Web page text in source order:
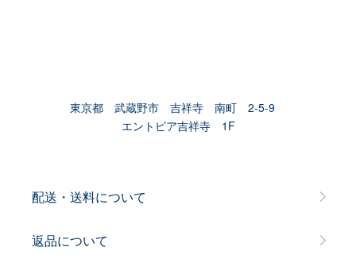
東京都 武蔵野市 吉祥寺 南町 2-5-9
エントピア吉祥寺 1F
配送・送料について
返品について